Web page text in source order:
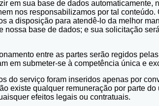
em sua base de dados
nos responsabilizamos por tal
a disposição para atendê-lo da melhor
nossa base de dados; e sua solicitação
entre as partes serão regidos
em submeter-se à competência única e
do serviço foram inseridos apenas por
existe qualquer remuneração por parte
efeitos legais ou contratuais.